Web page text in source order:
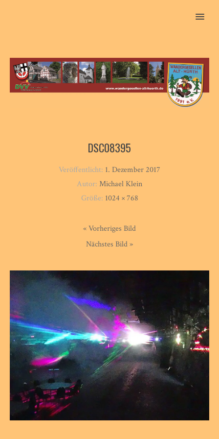
MENU
DSC08395
Veröffentlicht: 1. Dezember 2017
Autor: Michael Klein
Größe: 1024 × 768
« Vorheriges Bild
Nächstes Bild »